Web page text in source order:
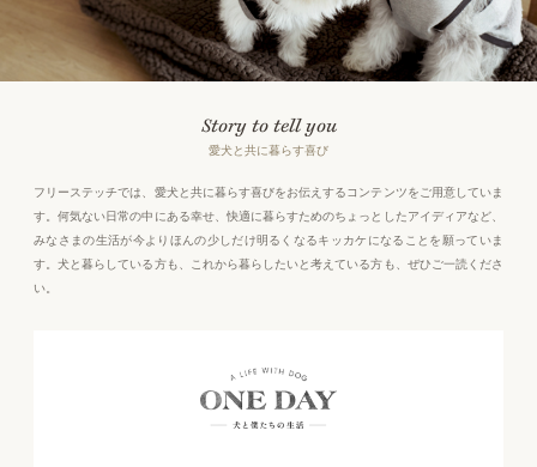
Story to tell you
愛犬と共に暮らす喜び
フリーステッチでは、愛犬と共に暮らす喜びをお伝えするコンテンツをご用意していま
す。何気ない日常の中にある幸せ、快適に暮らすためのちょっとしたアイディアなど、
みなさまの生活が今よりほんの少しだけ明るくなるキッカケになることを願っていま
す。犬と暮らしている方も、これから暮らしたいと考えている方も、ぜひご一読くださ
い。